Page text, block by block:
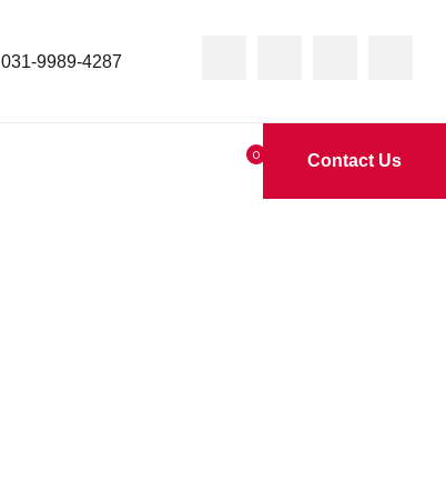
031-9989-4287
0 Contact Us